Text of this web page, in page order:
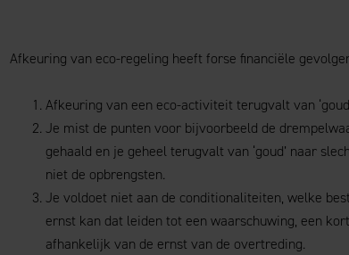
Afkeuring van eco-regeling heeft forse financiële
Afkeuring van een eco-activiteit terugvalt van
Je mist de punten voor bijvoorbeeld de
gehaald en je geheel terugvalt van ‘goud’ naar
niet de opbrengsten.
Je voldoet niet aan de conditionaliteiten, welke
ernst kan dat leiden tot een waarschuwing, een
afhankelijk van de ernst van de overtreding.